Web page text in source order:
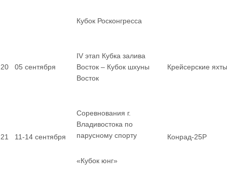
Кубок Росконгресса
20 05 сентября
IV этап Кубка залива
Восток – Кубок шхуны
Восток
Крейсерские яхты
21 11-14 сентября
Соревнования г.
Владивостока по
парусному спорту
«Кубок юнг»
Конрад-25Р